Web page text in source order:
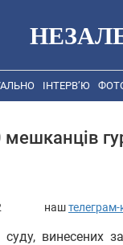
ІНТЕРВ’Ю
мешканців
наш
винесених